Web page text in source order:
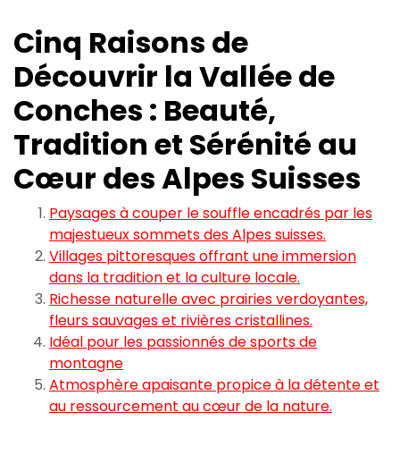
Cinq Raisons de
Découvrir la Vallée de
Conches : Beauté,
Tradition et Sérénité au
Cœur des Alpes Suisses
Paysages à couper le souffle encadrés par les
majestueux sommets des Alpes suisses.
Villages pittoresques offrant une immersion
dans la tradition et la culture locale.
Richesse naturelle avec prairies verdoyantes,
fleurs sauvages et rivières cristallines.
Idéal pour les passionnés de sports de
montagne
Atmosphère apaisante propice à la détente et
au ressourcement au cœur de la nature.